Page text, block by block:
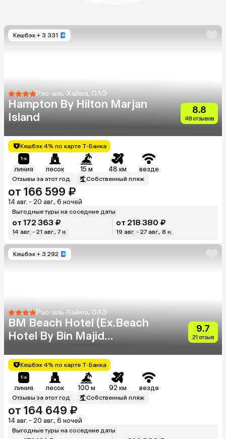
Кешбэк + 3 331
Рас-аль-Хайма, ОАЭ
Hampton By Hilton Marjan
Island
8.8
48 отзывов
Кешбэк 4% по карте Т-Банка
линия песок 15 м 48 км везде
Отзывы за этот год Собственный пляж
от 166 599 ₽
14 авг. - 20 авг., 6 ночей
Выгодные туры на соседние даты
от 172 363 ₽
14 авг. - 21 авг., 7 н.
от 218 380 ₽
19 авг. - 27 авг., 8 н.
Кешбэк + 3 292
Рас-аль-Хайма, ОАЭ
BM Beach Hotel (Ex.Beach
Hotel By Bin Majid
9.7
21 отзыв
Кешбэк 4% по карте Т-Банка
линия песок 100 м 92 км везде
Отзывы за этот год Собственный пляж
от 164 649 ₽
14 авг. - 20 авг., 6 ночей
Выгодные туры на соседние даты